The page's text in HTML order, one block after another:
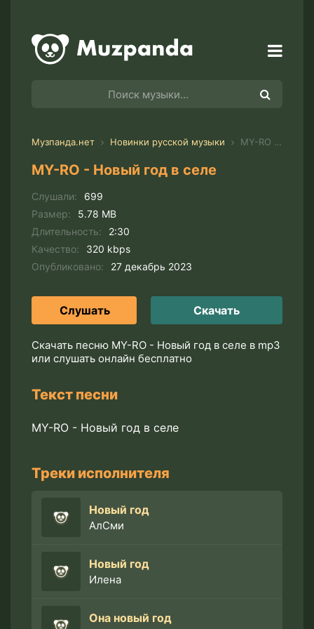
Музпанда.нет Новинки русской музыки MY-RO - Новый год в селе
MY-RO - Новый год в селе
Слушали:
699
Размер:
5.78 MB
Длительность:
2:30
Качество:
320 kbps
Опубликовано:
27 декабрь 2023
Слушать Скачать
Скачать песню MY-RO - Новый год в селе в mp3
или слушать онлайн бесплатно
Текст песни
MY-RO - Новый год в селе
Треки исполнителя
Новый год
АлСми
Новый год
Илена
Она новый год